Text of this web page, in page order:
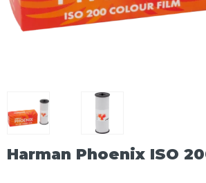
Harman Phoenix ISO